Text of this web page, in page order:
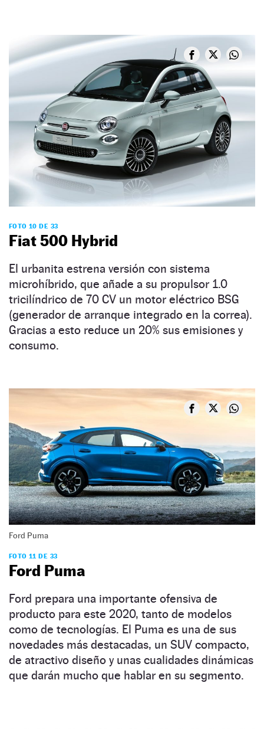
FOTO 10 DE 33
Fiat 500 Hybrid
El urbanita estrena versión con sistema
microhíbrido, que añade a su propulsor 1.0
tricilíndrico de 70 CV un motor eléctrico BSG
(generador de arranque integrado en la correa).
Gracias a esto reduce un 20% sus emisiones y
consumo.
Ford Puma
FOTO 11 DE 33
Ford Puma
Ford prepara una importante ofensiva de
producto para este 2020, tanto de modelos
como de tecnologías. El Puma es una de sus
novedades más destacadas, un SUV compacto,
de atractivo diseño y unas cualidades dinámicas
que darán mucho que hablar en su segmento.